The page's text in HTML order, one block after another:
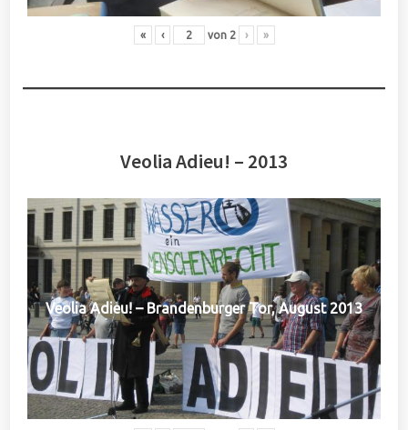
« ‹ von 2 › »
Veolia Adieu! – 2013
Veolia Adieu! – Brandenburger Tor, August 2013